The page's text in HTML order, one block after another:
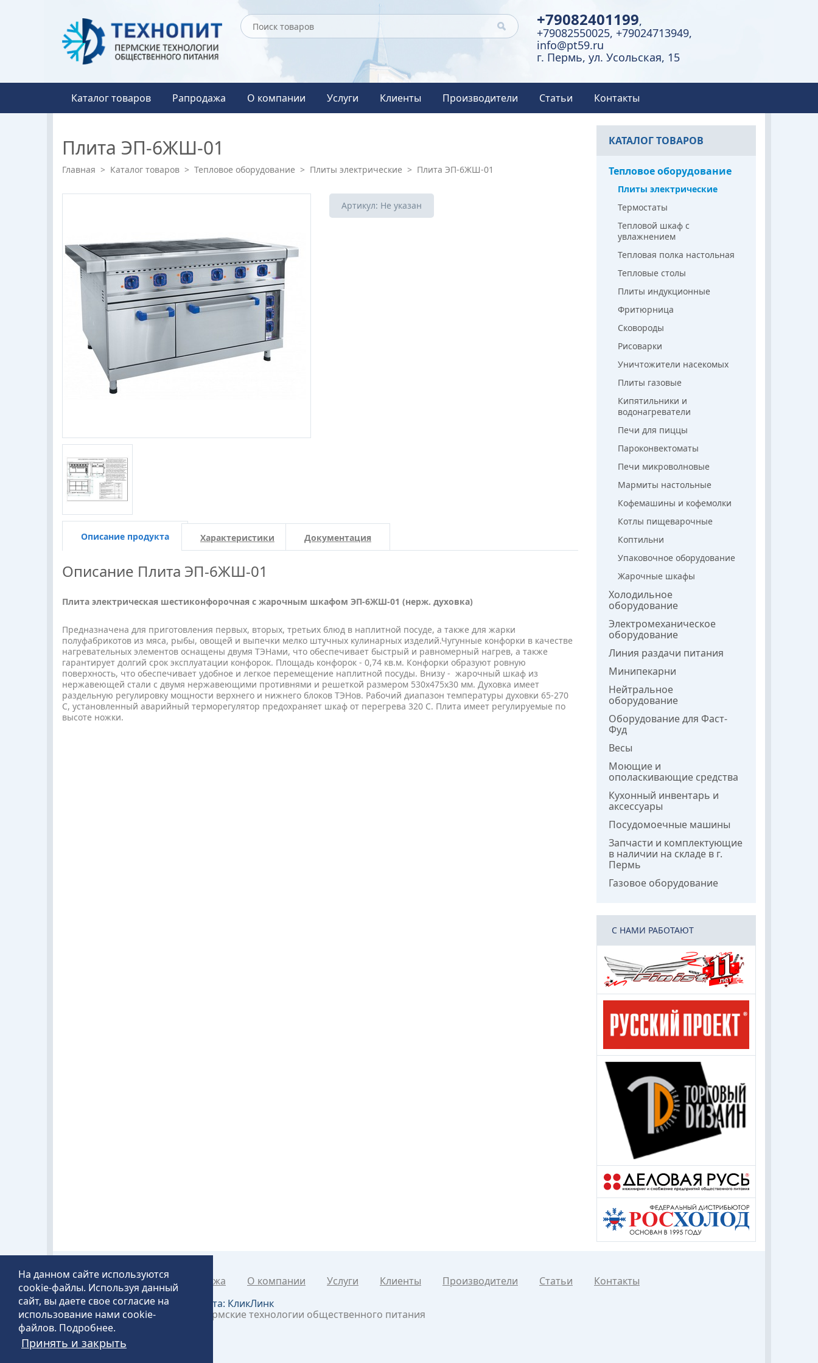
+79082401199,
+79082550025, +79024713949,
info@pt59.ru
г. Пермь, ул. Усольская, 15
Каталог товаров Рапродажа О компании Услуги Клиенты Производители Статьи Контакты
Плита ЭП-6ЖШ-01
Главная > Каталог товаров > Тепловое оборудование > Плиты электрические > Плита ЭП-6ЖШ-01
Артикул: Не указан
Описание продукта
Описание Плита ЭП-6ЖШ-01
Плита электрическая шестиконфорочная с жарочным шкафом ЭП-6ЖШ-01 (нерж. духовка)
Предназначена для приготовления первых, вторых, третьих блюд в наплитной посуде, а также для жарки
полуфабрикотов из мяса, рыбы, овощей и выпечки мелко штучных кулинарных изделий.Чугунные конфорки в качестве
нагревательных элементов оснащены двумя ТЭНами, что обеспечивает быстрый и равномерный нагрев, а также
гарантирует долгий срок эксплуатации конфорок. Площадь конфорок - 0,74 кв.м. Конфорки образуют ровную
поверхность, что обеспечивает удобное и легкое перемещение наплитной посуды. Внизу - жарочный шкаф из
нержавеющей стали с двумя нержавеющими противнями и решеткой размером 530х475х30 мм. Духовка имеет
раздельную регулировку мощности верхнего и нижнего блоков ТЭНов. Рабочий диапазон температуры духовки 65-270
С, установленный аварийный терморегулятор предохраняет шкаф от перегрева 320 С. Плита имеет регулируемые по
высоте ножки.
Характеристики Документация
КАТАЛОГ ТОВАРОВ
Тепловое оборудование
Плиты электрические
Термостаты
Тепловой шкаф с
увлажнением
Тепловая полка настольная
Тепловые столы
Плиты индукционные
Фритюрница
Сковороды
Рисоварки
Уничтожители насекомых
Плиты газовые
Кипятильники и
водонагреватели
Печи для пиццы
Пароконвектоматы
Печи микроволновые
Мармиты настольные
Кофемашины и кофемолки
Котлы пищеварочные
Коптильни
Упаковочное оборудование
Жарочные шкафы
Холодильное
оборудование
Электромеханическое
оборудование
Линия раздачи питания
Минипекарни
Нейтральное
оборудование
Оборудование для Фаст-
Фуд
Весы
Моющие и
ополаскивающие средства
Кухонный инвентарь и
аксессуары
Посудомоечные машины
Запчасти и комплектующие
в наличии на складе в г.
Пермь
Газовое оборудование
C НАМИ РАБОТАЮТ
Каталог товаров Рапродажа О компании Услуги Клиенты Производители Статьи
Контакты
Создание и продвижение сайта: КликЛинк
©2018 – 2026 «Технопит» – Пермские технологии общественного питания
На данном сайте используются
cookie-файлы. Используя данный
сайт, вы даете свое согласие на
использование нами cookie-
файлов. Подробнее.
Принять и закрыть